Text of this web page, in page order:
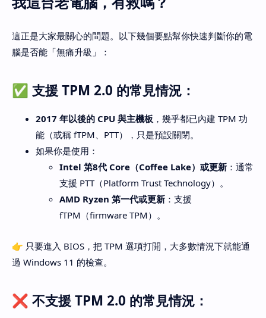
這正是大家最關心的問題。以下幾個要點幫你快速判斷你的電
腦是否能「無痛升級」：
✅ 支援 TPM 2.0 的常見情況：
2017 年以後的 CPU 與主機板 ，幾乎都已內建 TPM 功
能（或稱 fTPM、PTT），只是預設關閉。
如果你是使用：
Intel 第8代 Core（Coffee Lake）或更新 ：通常
支援 PTT（Platform Trust Technology）。
AMD Ryzen 第一代或更新 ：支援
fTPM（firmware TPM）。
👉 只要進入 BIOS，把 TPM 選項打開，大多數情況下就能通
過 Windows 11 的檢查。
❌ 不支援 TPM 2.0 的常見情況：